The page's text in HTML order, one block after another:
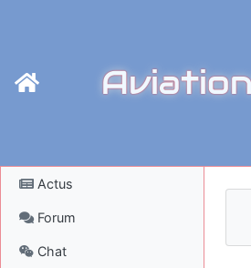
Actus
Forum
Chat